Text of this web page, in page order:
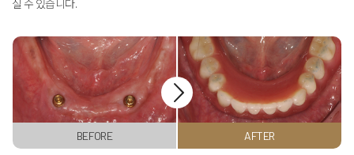
실 수 있습니다.
BEFORE AFTER